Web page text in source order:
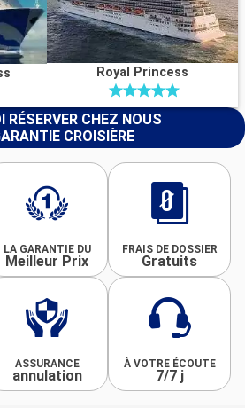
Royal Princess
RÉSERVER CHEZ NOUS
CROISIÈRE
LA GARANTIE DU
Meilleur Prix
FRAIS DE DOSSIER
Gratuits
ASSURANCE
annulation
À VOTRE ÉCOUTE
7/7 j